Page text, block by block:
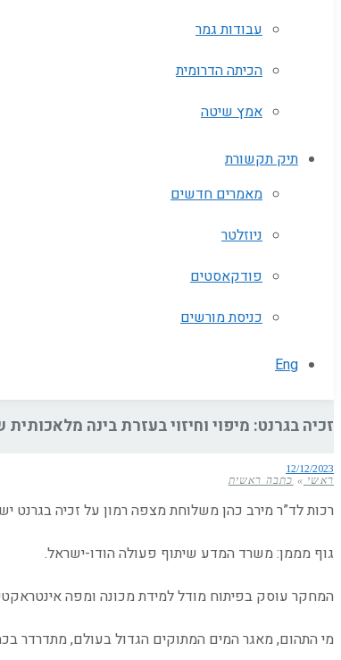
עבודות גמר
הכיתה הדרומית
אמץ שיטה
תיק תקשורת
מאמרים חדשים
ניוזלטר
פודקאסטים
כניסת מורשים
Eng
זכיה בגרנט: מיפוי וחיזוי בעזרת בינה
ראשי » כתבה ראשית
12/12/2023
רכות לד”ר מירב כהן משלוחת מצפה רמון על זכיה בגרנט
גוף מממן: משרד המדע שיתוף פעולה הודו-ישראל.
המחקר עוסק בפיתוח מודל למידת מכונה ומפה
מי התהום, מאגר המים המתוקים הגדול בעולם, מתדרדר